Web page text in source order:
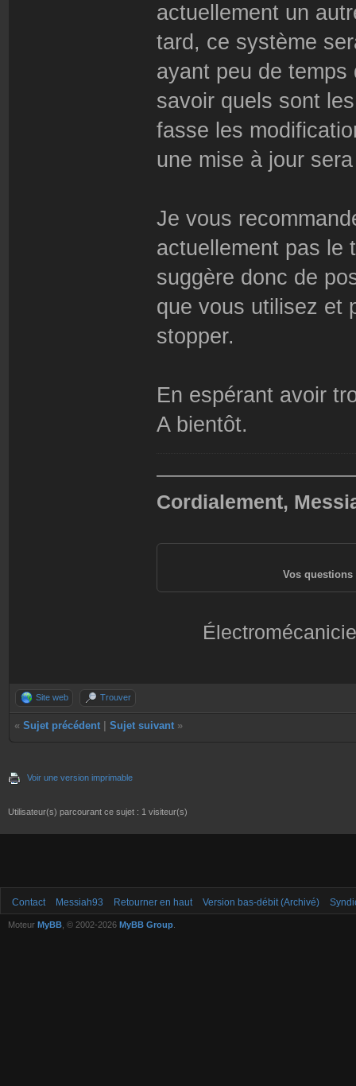
actuellement un
tard, ce système
ayant peu de
savoir quels sont
fasse les
une mise à jour
Je vous
actuellement pas le
suggère donc de
que vous utilisez et
stopper.
En espérant avoir
A bientôt.
Cordialement,
Vos questions
Site web Trouver
« Sujet précédent Sujet suivant »
Voir une version imprimable
Utilisateur(s) parcourant ce sujet : 1 visiteur(s)
Contact Messiah93 Retourner en haut Version bas-débit (Archivé)
Moteur MyBB , © 2002-2026 MyBB Group